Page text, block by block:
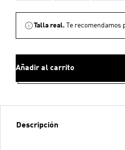
Talla real. Te
Añadir al carrito
Descripción